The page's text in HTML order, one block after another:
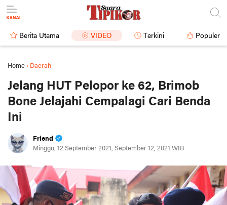
Berita Utama VIDEO Terkini Populer
Home › Daerah
Jelang HUT Pelopor ke 62, Brimob
Bone Jelajahi Cempalagi Cari Benda
Ini
Friend
Minggu, 12 September 2021, September 12, 2021 WIB